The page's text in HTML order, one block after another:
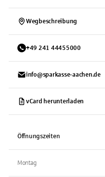
Wegbeschreibung
+49 241 44455000
info@sparkasse-aachen.de
vCard herunterladen
Öffnungszeiten
Montag